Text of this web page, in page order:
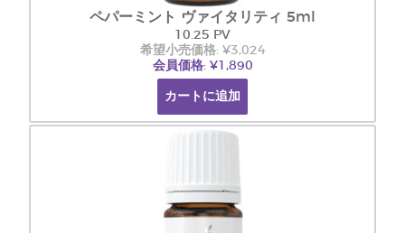
ペパーミント ヴァイタリティ 5ml
10.25 PV
希望小売価格: ¥3,024
会員価格: ¥1,890
カートに追加